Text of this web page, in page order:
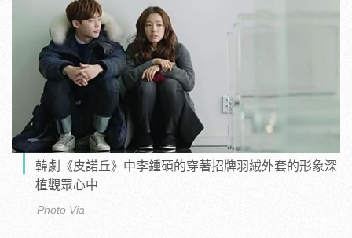
韓劇《皮諾丘》中李鍾碩的穿著招牌羽絨外套的形象深
植觀眾心中
Photo Via